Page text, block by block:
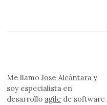
Me llamoJose Alcántara y
soy especialista en
desarrollo agile de software.